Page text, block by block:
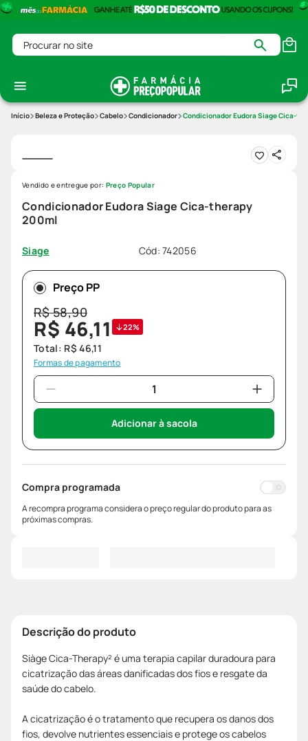
Procurar no site
Beleza e Proteção Cabelo Condicionador Condicionador Eudora Siage Cica-
Condicionador Eudora Siage Cica-therapy
200ml
Siage Cód:742056
Vendido e entregue por: Preço Popular
Preço PP
R$58,90
R$ 46,11 22%
Total: R$ 46,11
Formas de pagamento
Adicionar à sacola
Compra programada
A recompra programa considera o preço regular do produto para as
próximas compras.
Descrição do produto
Siàge Cica-Therapy² é uma terapia capilar duradoura para
cicatrização das áreas danificadas dos fios e resgate da
saúde do cabelo.
A cicatrização é o tratamento que recupera os danos dos
fios, devolve nutrientes essenciais e protege os cabelos